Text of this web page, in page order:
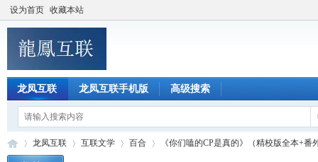
设为首页 收藏本站
龙凤互联 龙凤互联手机版 高级搜索
龙凤互联 互联文学 百合 《你们嗑的CP是真的》（精校版全本+番